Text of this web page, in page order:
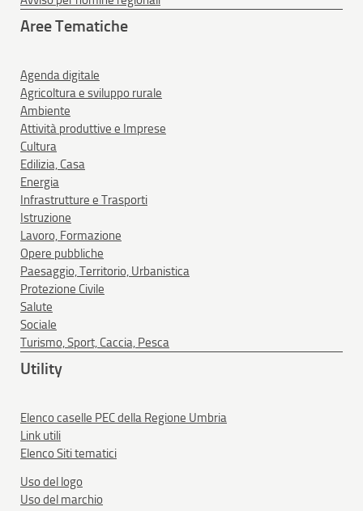
Aree Tematiche
Agenda digitale
Agricoltura e sviluppo rurale
Ambiente
Attività produttive e Imprese
Cultura
Edilizia, Casa
Energia
Infrastrutture e Trasporti
Istruzione
Lavoro, Formazione
Opere pubbliche
Paesaggio, Territorio, Urbanistica
Protezione Civile
Salute
Sociale
Turismo, Sport, Caccia, Pesca
Utility
Elenco caselle PEC della Regione Umbria
Link utili
Elenco Siti tematici
Uso del logo
Uso del marchio